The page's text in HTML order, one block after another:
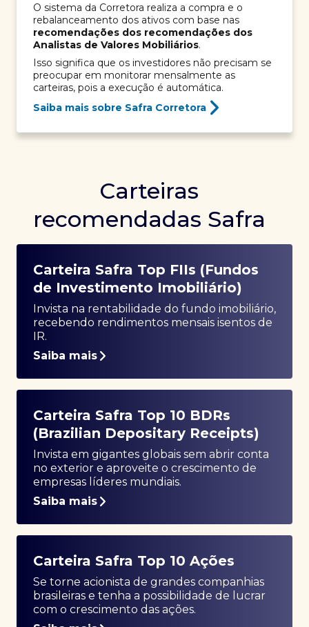
O sistema da Corretora realiza a compra e o
rebalanceamento dos ativos com base nas
recomendações dos recomendações dos
Analistas de Valores Mobiliários.
Isso significa que os investidores não precisam se
preocupar em monitorar mensalmente as
carteiras, pois a execução é automática.
Saiba mais sobre Safra Corretora
Carteiras
recomendadas Safra
Carteira Safra Top FIIs (Fundos
de Investimento Imobiliário)
Invista na rentabilidade do fundo imobiliário,
recebendo rendimentos mensais isentos de
IR.
Saiba mais
Carteira Safra Top 10 BDRs
(Brazilian Depositary Receipts)
Invista em gigantes globais sem abrir conta
no exterior e aproveite o crescimento de
empresas líderes mundiais.
Saiba mais
Carteira Safra Top 10 Ações
Se torne acionista de grandes companhias
brasileiras e tenha a possibilidade de lucrar
com o crescimento das ações.